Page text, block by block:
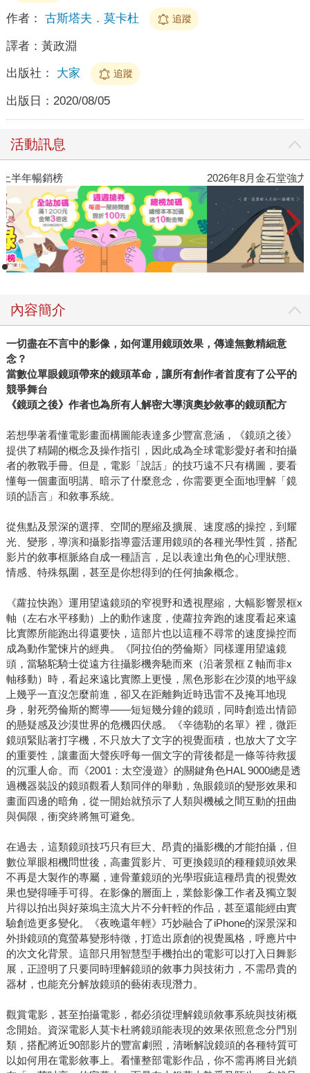
作者： 古斯塔夫．莫卡杜 追蹤
譯者： 黃政淵
出版社： 大家 追蹤
出版日： 2020/08/05
活動訊息
閱讀漫遊錄-2026上半年暢銷榜
內容簡介
一切盡在不言中的影像，如何運用鏡頭效果，傳達無數精細意
念？
當數位單眼鏡頭帶來的鏡頭革命，讓所有創作者首度有了公平的
競爭舞台
《鏡頭之後》作者也為所有人解密大導演奧妙敘事的鏡頭配方
若想學著看懂電影畫面構圖能表達多少豐富意涵，《鏡頭之後》
提供了精闢的概念及操作指引，因此成為全球電影愛好者和拍攝
者的教戰手冊。但是，電影「說話」的技巧遠不只有構圖，要看
懂每一個畫面明講、暗示了什麼意念，你需要更全面地理解「鏡
頭的語言」和敘事系統。
從焦點及景深的選擇、空間的壓縮及擴展、速度感的操控，到耀
光、變形，導演和攝影指導靈活運用鏡頭的各種光學性質，搭配
影片的敘事框脈絡自成一種語言，足以表達出角色的心理狀態、
情感、特殊氛圍，甚至是你想得到的任何抽象概念。
《蘿拉快跑》運用望遠鏡頭的窄視野和透視壓縮，大幅影響景框x
軸（左右水平移動）上的動作速度，使蘿拉奔跑的速度看起來遠
比實際所能跑出得還要快，這部片也以這種不尋常的速度操控而
成為動作驚悚片的經典。《阿拉伯的勞倫斯》同樣運用望遠鏡
頭，當駱駝騎士從遠方往攝影機奔馳而來（沿著景框Ｚ軸而非x
軸移動）時，看起來遠比實際上更慢，黑色形影在沙漠的地平線
上幾乎一直沒怎麼前進，卻又在距離夠近時迅雷不及掩耳地現
身，射死勞倫斯的嚮導——短短幾分鐘的鏡頭，同時創造出情節
的懸疑感及沙漠世界的危機四伏感。《辛德勒的名單》裡，微距
鏡頭緊貼著打字機，不只放大了文字的視覺面積，也放大了文字
的重要性，讓畫面大聲疾呼每一個文字的背後都是一條等待救援
的沉重人命。而《2001：太空漫遊》的關鍵角色HAL 9000總是透
過機器裝設的鏡頭觀看人類同伴的舉動，魚眼鏡頭的變形效果和
畫面四邊的暗角，從一開始就預示了人類與機械之間互動的扭曲
與侷限，衝突終將無可避免。
在過去，這類鏡頭技巧只有巨大、昂貴的攝影機的才能拍攝，但
數位單眼相機問世後，高畫質影片、可更換鏡頭的種種鏡頭效果
不再是大製作的專屬，連骨董鏡頭的光學瑕疵這種昂貴的視覺效
果也變得唾手可得。在影像的層面上，業餘影像工作者及獨立製
片得以拍出與好萊塢主流大片不分軒輊的作品，甚至還能經由實
驗創造更多變化。《夜晚還年輕》巧妙融合了iPhone的深景深和
外掛鏡頭的寬螢幕變形特徵，打造出原創的視覺風格，呼應片中
的次文化背景。這部只用智慧型手機拍出的電影可以打入日舞影
展，正證明了只要同時理解鏡頭的敘事力與技術力，不需昂貴的
器材，也能充分解放鏡頭的藝術表現潛力。
觀賞電影，甚至拍攝電影，都必須從理解鏡頭敘事系統與技術概
念開始。資深電影人莫卡杜將鏡頭能表現的效果依照意念分門別
類，搭配將近90部影片的豐富劇照，清晰解說鏡頭的各種特質可
以如何用在電影敘事上。看懂整部電影作品，你不需再將目光鎖